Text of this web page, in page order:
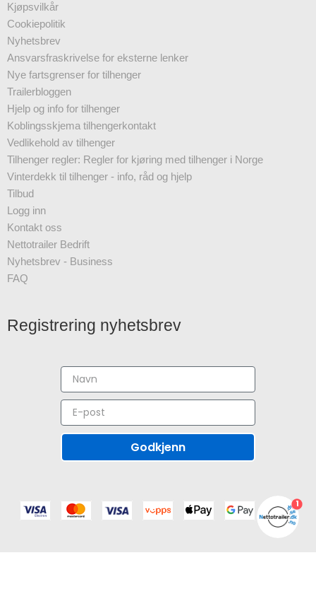
Kjøpsvilkår
Cookiepolitik
Nyhetsbrev
Ansvarsfraskrivelse for eksterne lenker
Nye fartsgrenser for tilhenger
Trailerbloggen
Hjelp og info for tilhenger
Koblingsskjema tilhengerkontakt
Vedlikehold av tilhenger
Tilhenger regler: Regler for kjøring med tilhenger i Norge
Vinterdekk til tilhenger - info, råd og hjelp
Tilbud
Logg inn
Kontakt oss
Nettotrailer Bedrift
Nyhetsbrev - Business
FAQ
Registrering nyhetsbrev
Godkjenn
1